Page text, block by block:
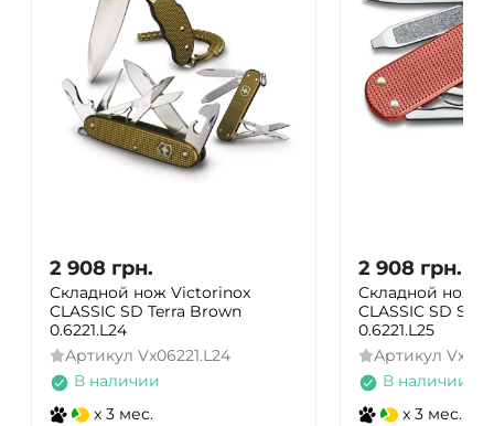
2 908 грн.
Складной нож Victorinox
CLASSIC SD Terra Brown
0.6221.L24
Артикул Vx06221.L24
В наличии
x 3 мес.
2 908 грн.
Складной нож
CLASSIC SD
0.6221.L25
Артикул
В наличии
x 3 мес.